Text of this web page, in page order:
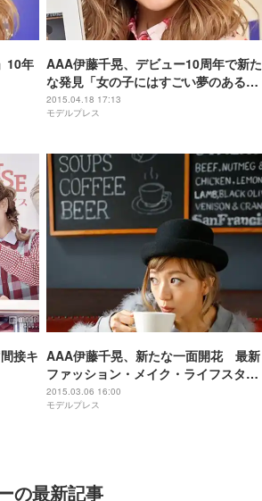
10年
AAA伊藤千晃、デビュー10周年で新た
な発見「女の子にはすごい夢のあるこ
と」
2015.04.18 17:13
モデルプレス
接キ AAA伊藤千晃、新たな一面開花 最新
ファッション・メイク・ライフスタイ
ル公開
2015.03.06 16:00
モデルプレス
の最新記事